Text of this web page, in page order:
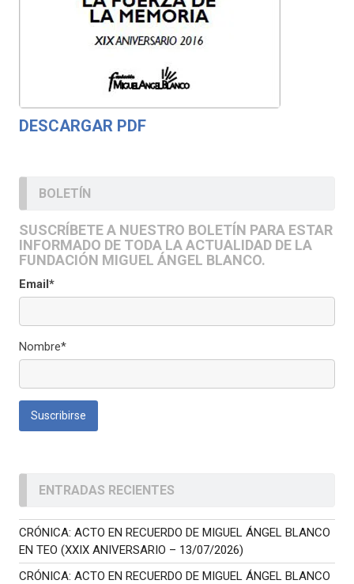
DESCARGAR PDF
BOLETÍN
SUSCRÍBETE A NUESTRO BOLETÍN PARA ESTAR
INFORMADO DE TODA LA ACTUALIDAD DE LA
FUNDACIÓN MIGUEL ÁNGEL BLANCO.
Email*
Nombre*
ENTRADAS RECIENTES
CRÓNICA: ACTO EN RECUERDO DE MIGUEL ÁNGEL BLANCO
EN TEO (XXIX ANIVERSARIO – 13/07/2026)
CRÓNICA: ACTO EN RECUERDO DE MIGUEL ÁNGEL BLANCO